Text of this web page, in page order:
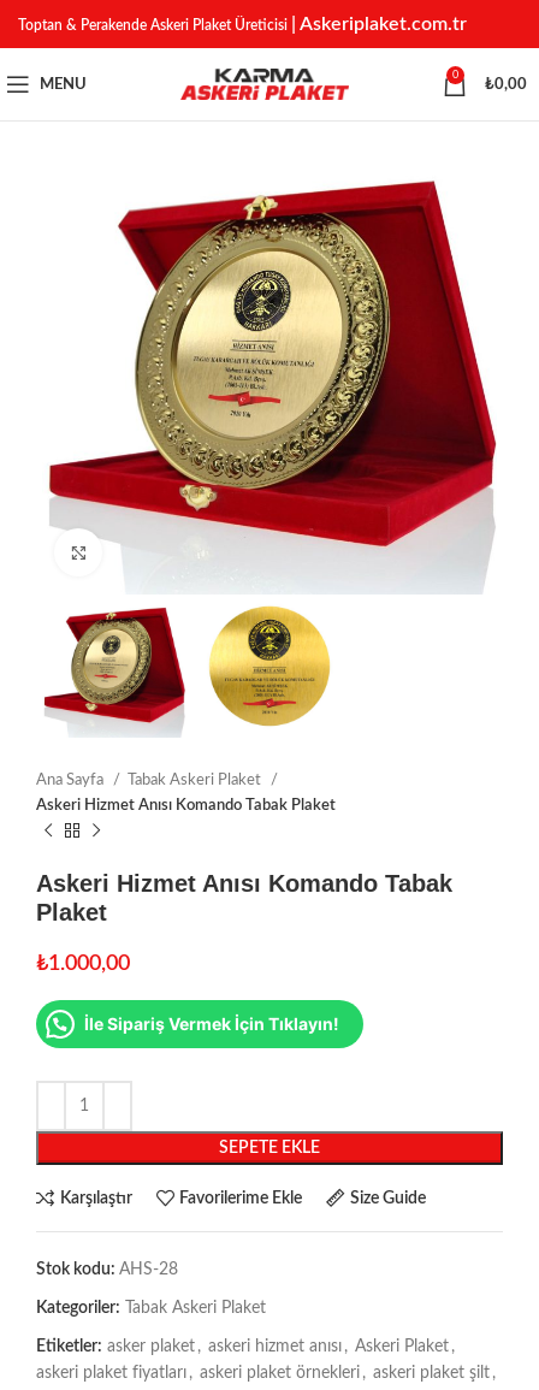
Toptan & Perakende Askeri Plaket Üreticisi | Askeriplaket.com.tr
MENU
0
₺0,00
Ana Sayfa
Tabak Askeri Plaket
Askeri Hizmet Anısı Komando Tabak Plaket
Askeri Hizmet Anısı Komando Tabak
Plaket
₺1.000,00
İle Sipariş Vermek İçin Tıklayın!
SEPETE EKLE
Karşılaştır Favorilerime Ekle Size Guide
Stok kodu: AHS-28
Kategoriler: Tabak Askeri Plaket
Etiketler: asker plaket , askeri hizmet anısı , Askeri Plaket ,
askeri plaket fiyatları , askeri plaket örnekleri , askeri plaket şilt ,